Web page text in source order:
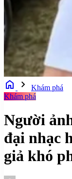
home chevron_right
Khám phá
Khám phá
Người
đại nhạc
giả khó